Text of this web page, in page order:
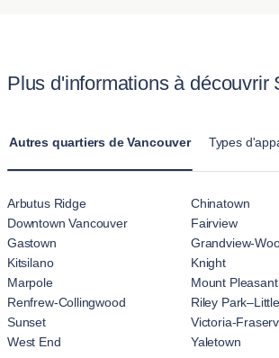
entièrement meublés avec cuisine, salon
familiale que l'aspect temporaire des hôtels.
Plus d'informations à découvrir
Autres quartiers de Vancouver Types
Arbutus Ridge
Chinatown
Downtown Vancouver
Fairview
Gastown
Grandview-
Kitsilano
Knight
Marpole
Mount Pleasant
Renfrew-Collingwood
Riley
Sunset
Victoria-
West End
Yaletown